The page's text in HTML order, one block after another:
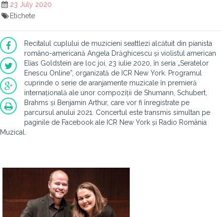
23 July 2020
Etichete
Recitalul cuplului de muzicieni seattlezi alcătuit din pianista
româno-americană Angela Drăghicescu și violistul american
Elias Goldstein are loc joi, 23 iulie 2020, în seria „Seratelor
Enescu Online”, organizată de ICR New York. Programul
cuprinde o serie de aranjamente muzicale în premieră
internațională ale unor compoziții de Shumann, Schubert,
Brahms și Benjamin Arthur, care vor fi înregistrate pe
parcursul anului 2021. Concertul este transmis simultan pe
paginile de Facebook ale ICR New York și Radio România
Muzical.